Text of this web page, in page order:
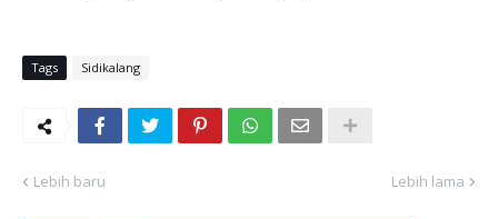
Tags Sidikalang
Lebih baru Lebih lama